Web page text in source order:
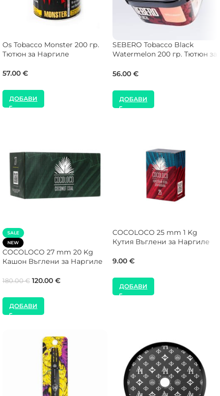
Os Tobacco Monster 200 гр.
Тютюн за Наргиле
57.00 €
ДОБАВИ
SEBERO Tobacco Black
Watermelon 200 гр. Тютюн за
56.00 €
ДОБАВИ
SALE
NEW
COCOLOCO 27 mm 20 Kg
Кашон Въглени за Наргиле
180.00€ 120.00 €
ДОБАВИ
COCOLOCO 25 mm 1 Kg
Кутия Въглени за Наргиле
9.00 €
ДОБАВИ